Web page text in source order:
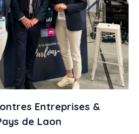
Entreprises &
de Laon